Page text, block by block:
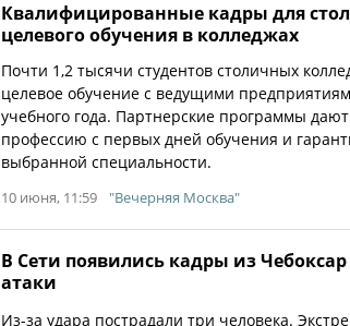
Квалифицированные кадры для
целевого обучения в колледжах
Почти 1,2 тысячи студентов столичных
целевое обучение с ведущими
учебного года. Партнерские программы
профессию с первых дней обучения и
выбранной специальности.
10 июня, 11:59 "Вечерняя Москва"
В Сети появились кадры из
атаки
Из-за удара пострадали три человека.